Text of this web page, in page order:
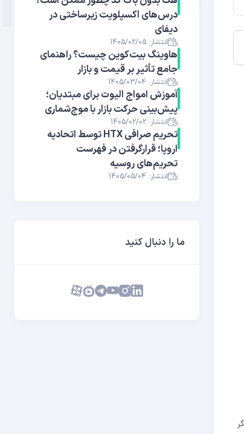
درس‌های اکسپلویت زیرساختی در
دیفای
انتشار: 1405/02/05
هاوینگ بیت‌کوین چیست؟ راهنمای
جامع تأثیر بر قیمت و بازار
انتشار: 1405/03/04
آموزش امواج الیوت برای مبتدیان؛
پیش‌بینی حرکت بازار با موج‌شماری
انتشار: 1405/02/02
تحریم صرافی HTX توسط اتحادیه
اروپا؛ قرارگرفتن در فهرست
تحریم‌های روسیه
انتشار: 1405/05/04
ما را دنبال کنید